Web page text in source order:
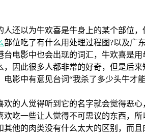
人还以为牛欢喜是牛身上的某个部位
部位吃了有什么用处理过程图?以及广
影中也会出现的词汇，牛欢喜是用
此很多人都非常的好奇，但是后来
中有意见台词“我杀了多少头牛才
人觉得听到它的名字就会觉得恶心
一些让人觉得不可思议的东西，所
的肉类没有什么太大的区别，而且